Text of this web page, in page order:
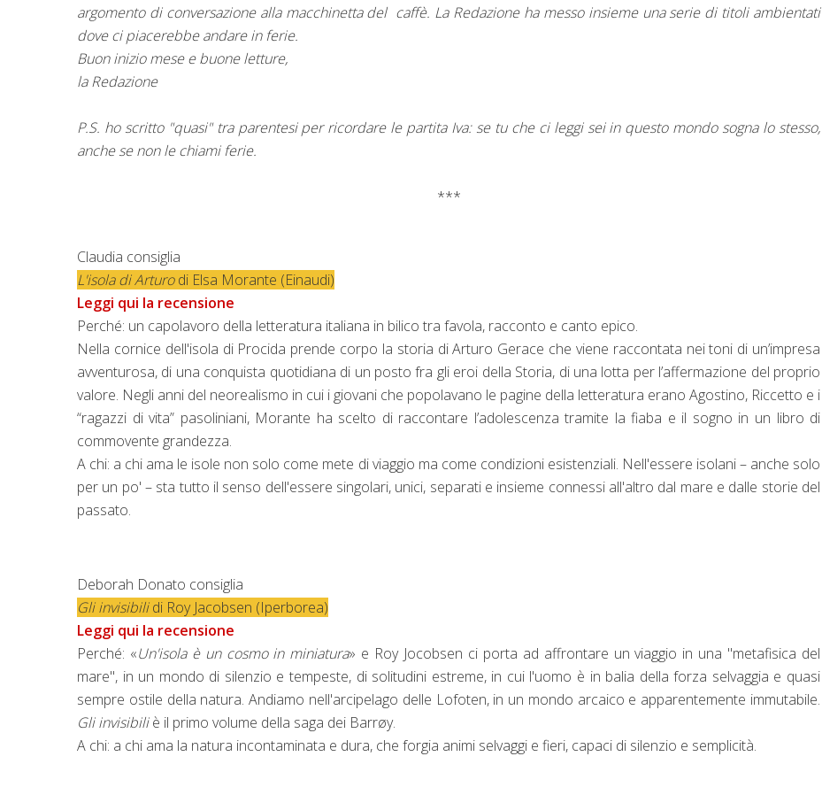
argomento di conversazione alla macchinetta del caffè. La Redazione ha messo insieme una serie di titoli ambientati
dove ci piacerebbe andare in ferie.
Buon inizio mese e buone letture,
la Redazione
P.S. ho scritto "quasi" tra parentesi per ricordare le partita Iva: se tu che ci leggi sei in questo mondo sogna lo stesso,
anche se non le chiami ferie.
***
Claudia consiglia
L'isola di Arturodi Elsa Morante (Einaudi)
Leggi qui la recensione
Perché: un capolavoro della letteratura italiana in bilico tra favola, racconto e canto epico.
Nella cornice dell'isola di Procida prende corpo la storia di Arturo Gerace che viene raccontata nei toni di un’impresa
avventurosa, di una conquista quotidiana di un posto fra gli eroi della Storia, di una lotta per l’affermazione del proprio
valore. Negli anni del neorealismo in cui i giovani che popolavano le pagine della letteratura erano Agostino, Riccetto e i
“ragazzi di vita” pasoliniani, Morante ha scelto di raccontare l’adolescenza tramite la fiaba e il sogno in un libro di
commovente grandezza.
A chi: a chi ama le isole non solo come mete di viaggio ma come condizioni esistenziali. Nell'essere isolani – anche solo
per un po' – sta tutto il senso dell'essere singolari, unici, separati e insieme connessi all'altro dal mare e dalle storie del
passato.
Deborah Donato consiglia
Gli invisibilidi Roy Jacobsen (Iperborea)
Leggi qui la recensione
Perché: «Un'isola è un cosmo in miniatura» e Roy Jocobsen ci porta ad affrontare un viaggio in una "metafisica del
mare", in un mondo di silenzio e tempeste, di solitudini estreme, in cui l'uomo è in balia della forza selvaggia e quasi
sempre ostile della natura. Andiamo nell'arcipelago delle Lofoten, in un mondo arcaico e apparentemente immutabile.
Gli invisibiliè il primo volume della saga dei Barrøy.
A chi: a chi ama la natura incontaminata e dura, che forgia animi selvaggi e fieri, capaci di silenzio e semplicità.